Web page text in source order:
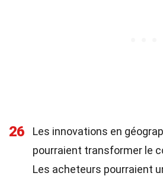
26
Les innovations en
pourraient transformer le
Les acheteurs pourraient